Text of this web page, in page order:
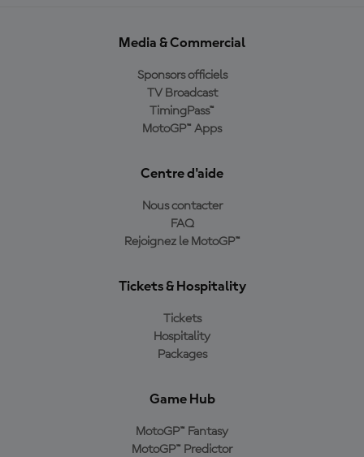
Media & Commercial
Sponsors officiels
TV Broadcast
TimingPass™
MotoGP™ Apps
Centre d'aide
Nous contacter
FAQ
Rejoignez le MotoGP™
Tickets & Hospitality
Tickets
Hospitality
Packages
Game Hub
MotoGP™ Fantasy
MotoGP™ Predictor